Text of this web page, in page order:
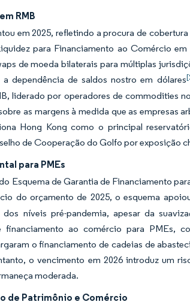
RMB
em 2025, refletindo a procura de
para Financiamento ao Comércio
de moeda bilaterais para múltiplas
dependência de saldos nostro em dólares
liderado por operadores de commodities
as margens à medida que as empresas
Hong Kong como o principal
de Cooperação do Golfo por exposição
para PMEs
Esquema de Garantia de Financiamento
do orçamento de 2025, o esquema
níveis pré-pandemia, apesar da
ao comércio para PMEs,
o financiamento de cadeias de
o vencimento em 2026 introduz um
moderada.
de Patrimônio e Comércio